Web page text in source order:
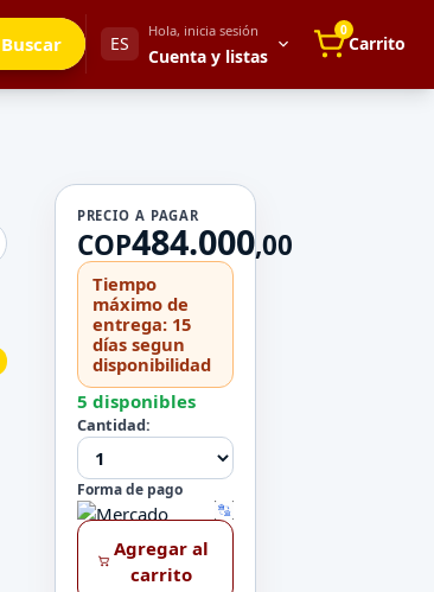
Buscar ES
Hola, inicia sesión
Cuenta y listas
Mis direcciones
Mis pedidos
Métodos de pago
Mi perfil
Configuración
0
Carrito
PRECIO A PAGAR
COP484.000,00
Tiempo
máximo de
entrega: 15
días segun
disponibilidad
5 disponibles
Cantidad:
Forma de pago
Agregar al
carrito